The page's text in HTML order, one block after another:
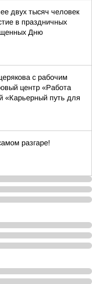
двух тысяч человек
в праздничных
Дню
с рабочим
центр «Работа
«Карьерный путь для
разгаре!